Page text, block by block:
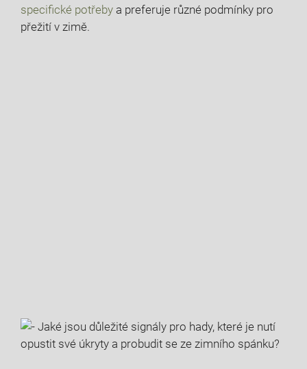
specifické potřeby a preferuje různé podmínky pro
přežití v zimě.